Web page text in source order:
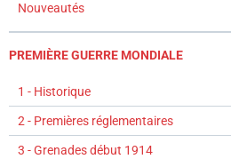
Nouveautés
PREMIÈRE GUERRE MONDIALE
1 - Historique
2 - Premières réglementaires
3 - Grenades début 1914